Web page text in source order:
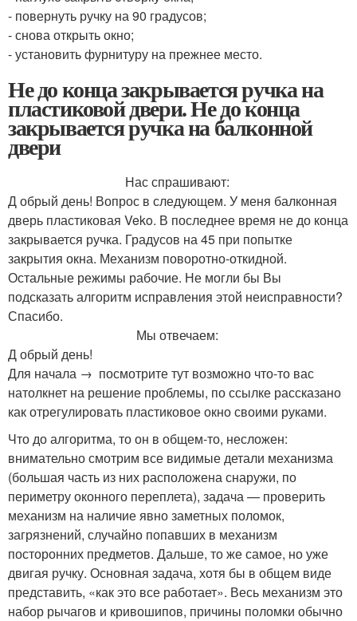
- повернуть ручку на 90 градусов;
- снова открыть окно;
- установить фурнитуру на прежнее место.
Не до конца закрывается ручка на
пластиковой двери. Не до конца
закрывается ручка на балконной
двери
Нас спрашивают:
Д обрый день! Вопрос в следующем. У меня балконная
дверь пластиковая Veko. В последнее время не до конца
закрывается ручка. Градусов на 45 при попытке
закрытия окна. Механизм поворотно-откидной.
Остальные режимы рабочие. Не могли бы Вы
подсказать алгоритм исправления этой неисправности?
Спасибо.
Мы отвечаем:
Д обрый день!
Для начала → посмотрите тут возможно что-то вас
натолкнет на решение проблемы, по ссылке рассказано
как отрегулировать пластиковое окно своими руками.
Что до алгоритма, то он в общем-то, несложен:
внимательно смотрим все видимые детали механизма
(большая часть из них расположена снаружи, по
периметру оконного переплета), задача — проверить
механизм на наличие явно заметных поломок,
загрязнений, случайно попавших в механизм
посторонних предметов. Дальше, то же самое, но уже
двигая ручку. Основная задача, хотя бы в общем виде
представить, «как это все работает». Весь механизм это
набор рычагов и кривошипов, причины поломки обычно